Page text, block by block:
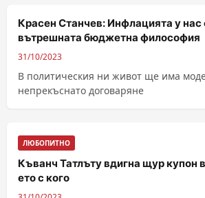
Красен Станчев: Инфлацията у нас
вътрешната бюджетна философия
31/10/2023
В политическия ни живот ще има
непрекъснато договаряне
ЛЮБОПИТНО
Къванч Татлъту вдигна щур купон
ето с кого